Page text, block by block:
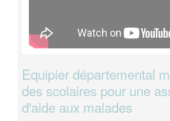
Equipier départemental
des scolaires pour une
d'aide aux malades